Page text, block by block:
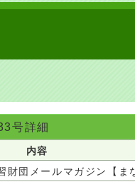
号詳細
内容
財団メールマガジン【ま